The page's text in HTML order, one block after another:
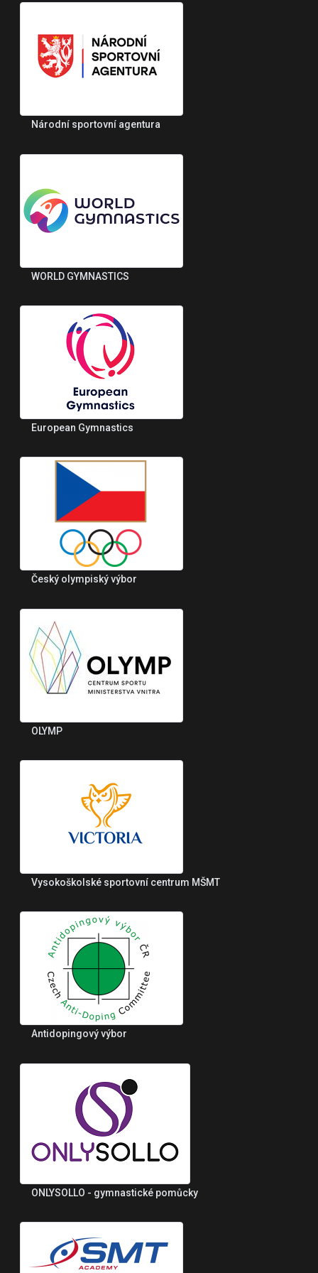
Národní sportovní agentura
WORLD GYMNASTICS
European Gymnastics
Český olympiský výbor
OLYMP
Vysokoškolské sportovní centrum MŠMT
Antidopingový výbor
ONLYSOLLO - gymnastické pomůcky